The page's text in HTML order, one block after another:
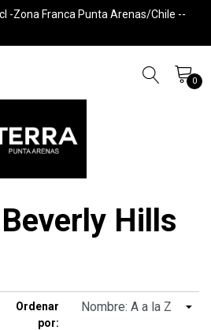
-Zona Franca Punta Arenas/Chile --
0
Hills
Ordenar
por: